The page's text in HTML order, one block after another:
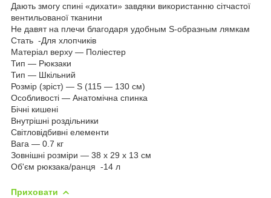
Дають змогу спині «дихати» завдяки використанню сітчастої
вентильованої тканини
Не давят на плечи благодаря удобным S-образным лямкам
Стать -Для хлопчиків
Матеріал верху — Поліестер
Тип — Рюкзаки
Тип — Шкільний
Розмір (зріст) — S (115 — 130 см)
Особливості — Анатомічна спинка
Бічні кишені
Внутрішні роздільники
Світловідбивні елементи
Вага — 0.7 кг
Зовнішні розміри — 38 x 29 x 13 см
Об'єм рюкзака/ранця -14 л
Приховати